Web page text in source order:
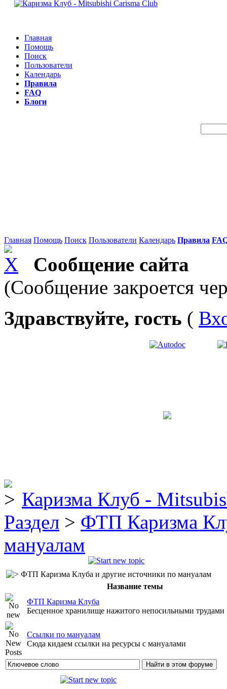
Главная
Помощь
Поиск
Пользователи
Календарь
Правила
FAQ
Блоги
Главная Помощь Поиск Пользователи Календарь Правила
Сообщение сайта
(Сообщение закроется
Здравствуйте, гость (
Каризма Клуб -
Раздел > ФТП Каризма
мануалам
ФТП Каризма Клуба и другие источники по мануалам
Название темы
ФТП Каризма Клуба
Бесценное хранилище нажитого непосильными трудами
Ссылки по мануалам
Сюда кидаем ссылки на ресурсы с мануалами